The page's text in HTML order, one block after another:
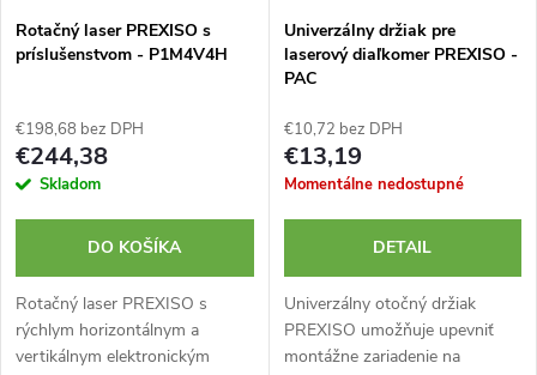
Rotačný laser PREXISO s
príslušenstvom - P1M4V4H
€198,68 bez DPH
€244,38
Skladom
DO KOŠÍKA
Rotačný laser PREXISO s
rýchlym horizontálnym a
vertikálnym elektronickým
Univerzálny držiak pre
laserový diaľkomer PREXISO -
PAC
€10,72 bez DPH
€13,19
Momentálne nedostupné
DETAIL
Univerzálny otočný držiak
PREXISO umožňuje upevniť
montážne zariadenie na